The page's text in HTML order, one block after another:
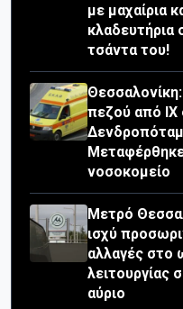
με μαχαίρια
κλαδευτήρια
τσάντα του!
πεζού από ΙΧ
νοσοκομείο
Μετρό
ισχύ
αλλαγές στο
λειτουργίας
αύριο